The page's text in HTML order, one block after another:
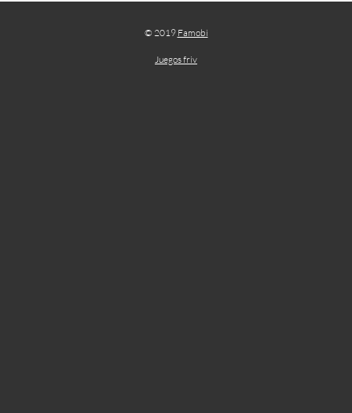
© 2019 Famobi
Juegos friv